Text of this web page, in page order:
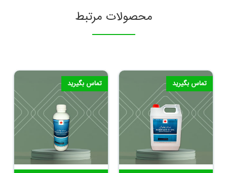
محصولات مرتبط
تماس بگیرید تماس بگیرید